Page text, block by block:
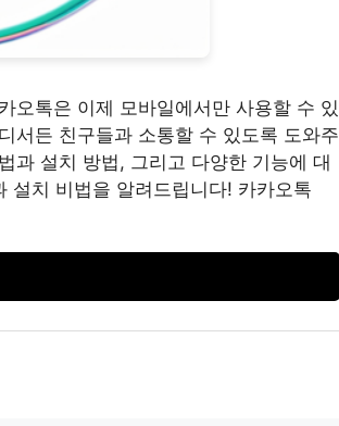
오톡은 이제 모바일에서만 사용할 수 있
서든 친구들과 소통할 수 있도록 도와주
과 설치 방법, 그리고 다양한 기능에 대
설치 비법을 알려드립니다! 카카오톡